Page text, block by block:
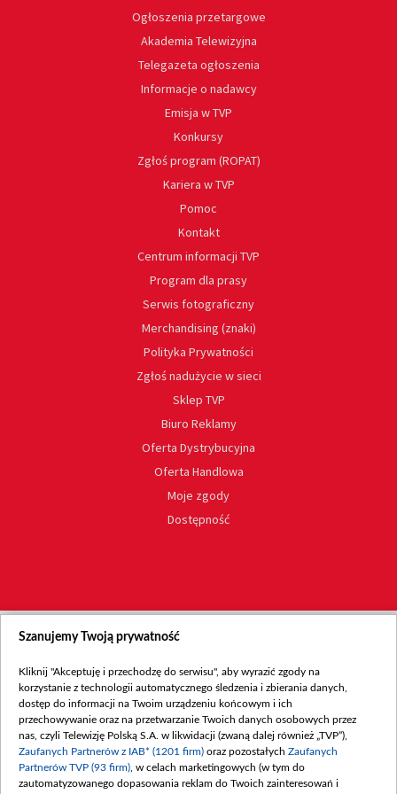
Ogłoszenia przetargowe
Akademia Telewizyjna
Telegazeta ogłoszenia
Informacje o nadawcy
Emisja w TVP
Konkursy
Zgłoś program (ROPAT)
Kariera w TVP
Pomoc
Kontakt
Centrum informacji TVP
Program dla prasy
Serwis fotograficzny
Merchandising (znaki)
Polityka Prywatności
Zgłoś nadużycie w sieci
Sklep TVP
Biuro Reklamy
Oferta Dystrybucyjna
Oferta Handlowa
Moje zgody
Dostępność
Szanujemy Twoją prywatność
Kliknij "Akceptuję i przechodzę do serwisu", aby wyrazić zgody na
korzystanie z technologii automatycznego śledzenia i zbierania danych,
dostęp do informacji na Twoim urządzeniu końcowym i ich
przechowywanie oraz na przetwarzanie Twoich danych osobowych przez
nas, czyli Telewizję Polską S.A. w likwidacji (zwaną dalej również „TVP”),
Zaufanych Partnerów z IAB* (1201 firm) oraz pozostałych Zaufanych
Partnerów TVP (93 firm) , w celach marketingowych (w tym do
zautomatyzowanego dopasowania reklam do Twoich zainteresowań i